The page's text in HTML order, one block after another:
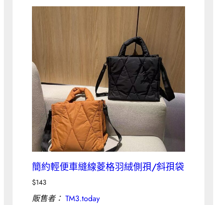
簡約輕便車縫線菱格羽絨側孭/斜孭袋
$143
販售者： TM3.today